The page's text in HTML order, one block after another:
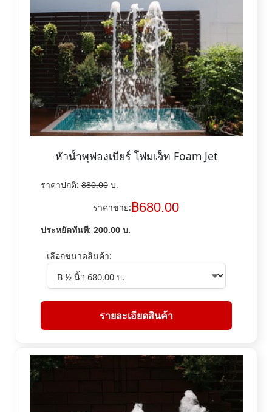
หัวน้ำพุฟองเบียร์ โฟมเจ็ท Foam Jet
ราคาปกติ:880.00บ.
ราคาขาย:฿680.00
ประหยัดทันที: 200.00บ.
เลือกขนาดสินค้า:
รายละเอียดสินค้า